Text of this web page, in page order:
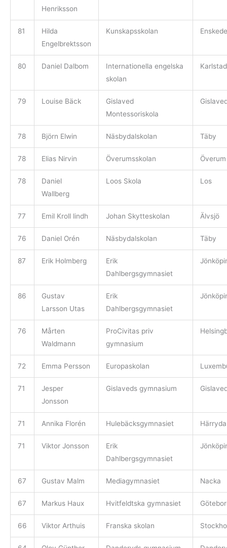
Henriksson
81
Hilda
Engelbrektsson
Kunskapsskolan Enskede
80 Daniel Dalbom
Internationella engelska
skolan
Karlstad
79 Louise Bäck
Gislaved
Montessoriskola
78 Björn Elwin Näsbydalskolan Täby
78 Elias Nirvin Överumsskolan Överum
78
Daniel
Wallberg
Loos Skola Los
77 Emil Kroll lindh Johan Skytteskolan Älvsjö
76 Daniel Orén Näsbydalskolan Täby
87 Erik Holmberg
Erik
Dahlbergsgymnasiet
86
Gustav
Larsson Utas
Erik
Dahlbergsgymnasiet
76
Mårten
Waldmann
ProCivitas priv
gymnasium
72 Emma Persson Europaskolan
71
Jesper
Jonsson
Gislaveds gymnasium
71 Annika Florén Hulebäcksgymnasiet Härryda
71 Viktor Jonsson
Erik
Dahlbergsgymnasiet
67 Gustav Malm Mediagymnasiet Nacka
67 Markus Haux Hvitfeldtska gymnasiet
66 Viktor Arthuis Franska skolan